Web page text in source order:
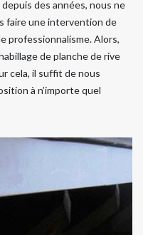
des années, nous ne
faire une intervention de
professionnalisme. Alors,
de planche de rive
cela, il suffit de nous
à n’importe quel